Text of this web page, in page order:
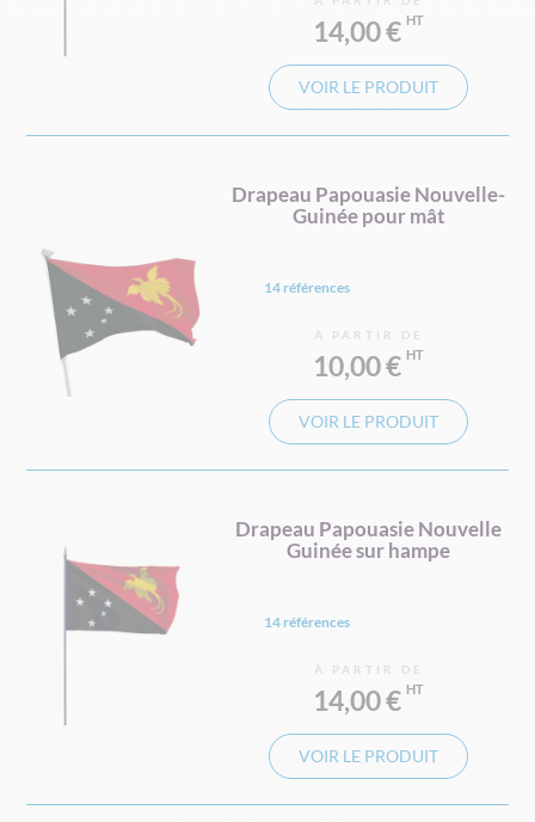
14,00 €
VOIR LE PRODUIT
Drapeau Papouasie Nouvelle-
Guinée pour mât
14 références
À PARTIR DE
10,00 €
VOIR LE PRODUIT
Drapeau Papouasie Nouvelle
Guinée sur hampe
14 références
À PARTIR DE
14,00 €
VOIR LE PRODUIT